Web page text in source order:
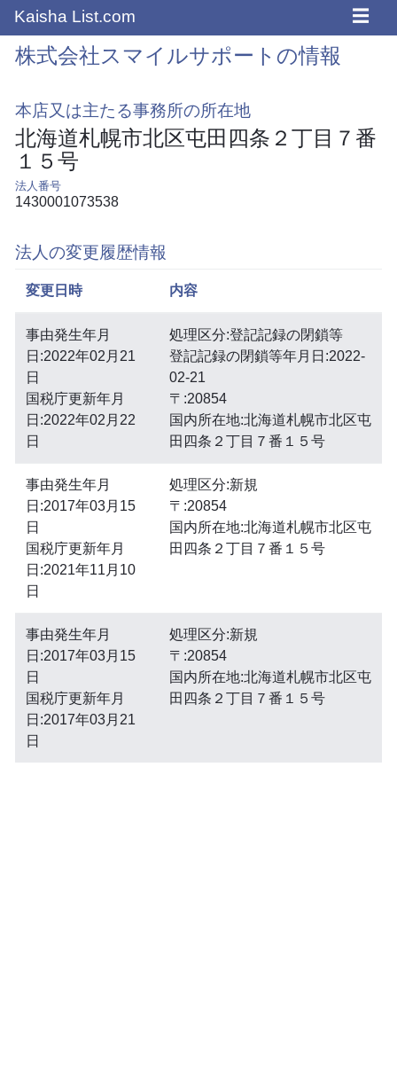
Kaisha List.com ☰
株式会社スマイルサポートの情報
本店又は主たる事務所の所在地
北海道札幌市北区屯田四条２丁目７番
１５号
法人番号
1430001073538
法人の変更履歴情報
変更日時 内容
事由発生年月
日:2022年02月21
日
国税庁更新年月
日:2022年02月22
日
処理区分:登記記録の閉鎖等
登記記録の閉鎖等年月日:2022-
02-21
〒:20854
国内所在地:北海道札幌市北区屯
田四条２丁目７番１５号
事由発生年月
日:2017年03月15
日
国税庁更新年月
日:2021年11月10
日
処理区分:新規
〒:20854
国内所在地:北海道札幌市北区屯
田四条２丁目７番１５号
事由発生年月
日:2017年03月15
日
国税庁更新年月
日:2017年03月21
日
処理区分:新規
〒:20854
国内所在地:北海道札幌市北区屯
田四条２丁目７番１５号